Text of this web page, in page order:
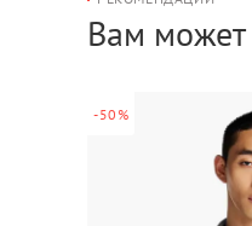
Вам может
-50%